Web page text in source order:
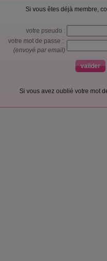
Si vous êtes déjà membre,
votre pseudo :
votre mot de passe :
(envoyé par email)
Si vous avez oublié votre mot